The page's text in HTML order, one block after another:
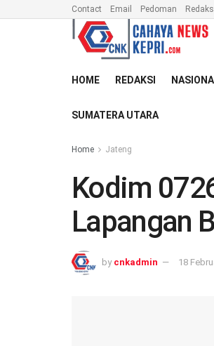
Contact Email Pedoman
HOME REDAKSI
SUMATERA UTARA
Home Jateng
Kodim
Lapangan
by cnkadmin 18